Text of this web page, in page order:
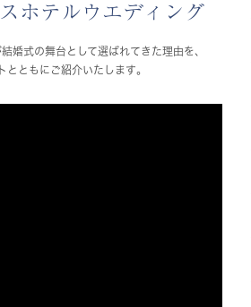
ホテルウエディング
婚式の舞台として選ばれてきた理由を、
とともにご紹介いたします。